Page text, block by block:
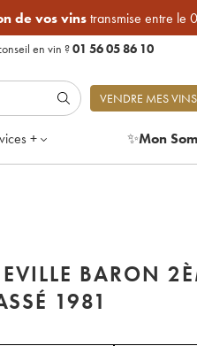
de vos vinstransmise entre le
en vin ?01 56 05 86 10
VENDRE MES VINS
+ ✨Mon
BARON
1981